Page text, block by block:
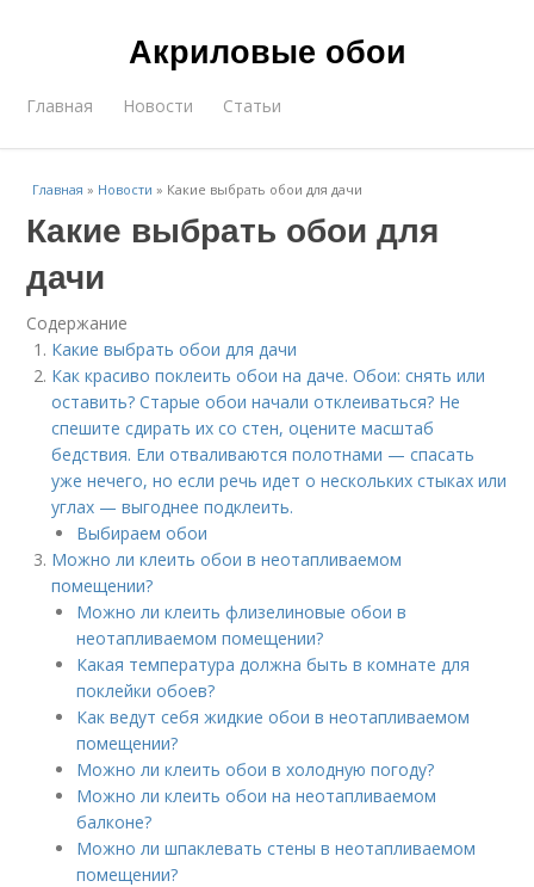
Акриловые обои
Главная Новости Статьи
Главная » Новости » Какие выбрать обои для дачи
Какие выбрать обои для
дачи
Содержание
Какие выбрать обои для дачи
Как красиво поклеить обои на даче. Обои: снять или
оставить? Старые обои начали отклеиваться? Не
спешите сдирать их со стен, оцените масштаб
бедствия. Ели отваливаются полотнами — спасать
уже нечего, но если речь идет о нескольких стыках или
углах — выгоднее подклеить.
Выбираем обои
Можно ли клеить обои в неотапливаемом
помещении?
Можно ли клеить флизелиновые обои в
неотапливаемом помещении?
Какая температура должна быть в комнате для
поклейки обоев?
Как ведут себя жидкие обои в неотапливаемом
помещении?
Можно ли клеить обои в холодную погоду?
Можно ли клеить обои на неотапливаемом
балконе?
Можно ли шпаклевать стены в неотапливаемом
помещении?